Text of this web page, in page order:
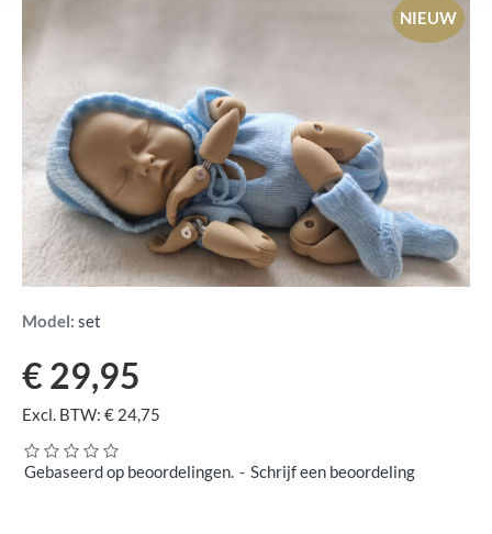
NIEUW
Model: set
Gebaseerd op beoordelingen. - Schrijf een beoordeling
€ 29,95
Excl. BTW: € 24,75